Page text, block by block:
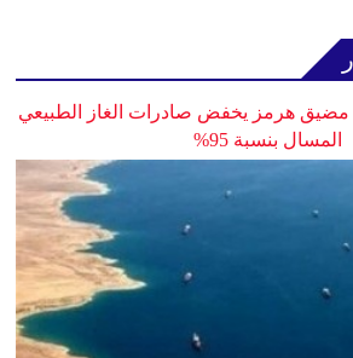
مضيق هرمز يخفض صادرات الغاز الطبيعي
المسال بنسبة 95%